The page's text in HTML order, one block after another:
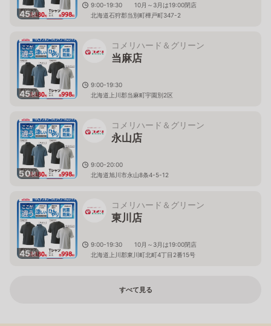
45枚
9:00-19:30 10月～3月は19:00閉店
北海道石狩郡当別町樺戸町347-2
45枚
コメリハード＆グリーン
当麻店
9:00-19:30
北海道上川郡当麻町宇園別2区
50枚
コメリハード＆グリーン
永山店
9:00-20:00
北海道旭川市永山8条4-5-12
45枚
コメリハード＆グリーン
東川店
9:00-19:30 10月～3月は19:00閉店
北海道上川郡東川町北町4丁目2番15号
すべて見る